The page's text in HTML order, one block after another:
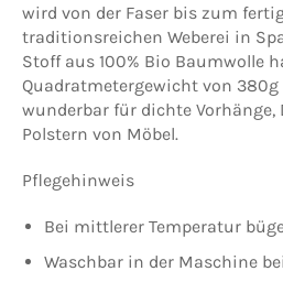
wird von der Faser bis zum
traditionsreichen Weberei in
Stoff aus 100% Bio Baumwolle
Quadratmetergewicht von
wunderbar für dichte Vorhänge,
Polstern von Möbel.
Pflegehinweis
Bei mittlerer Temperatur
Waschbar in der Maschine